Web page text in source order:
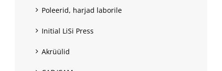
Poleerid, harjad laborile
Initial LiSi Press
Akrüülid